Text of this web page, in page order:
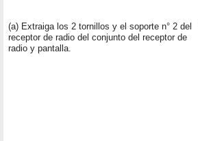
(a) Extraiga los 2 tornillos y el soporte n° 2 del
receptor de radio del conjunto del receptor de
radio y pantalla.